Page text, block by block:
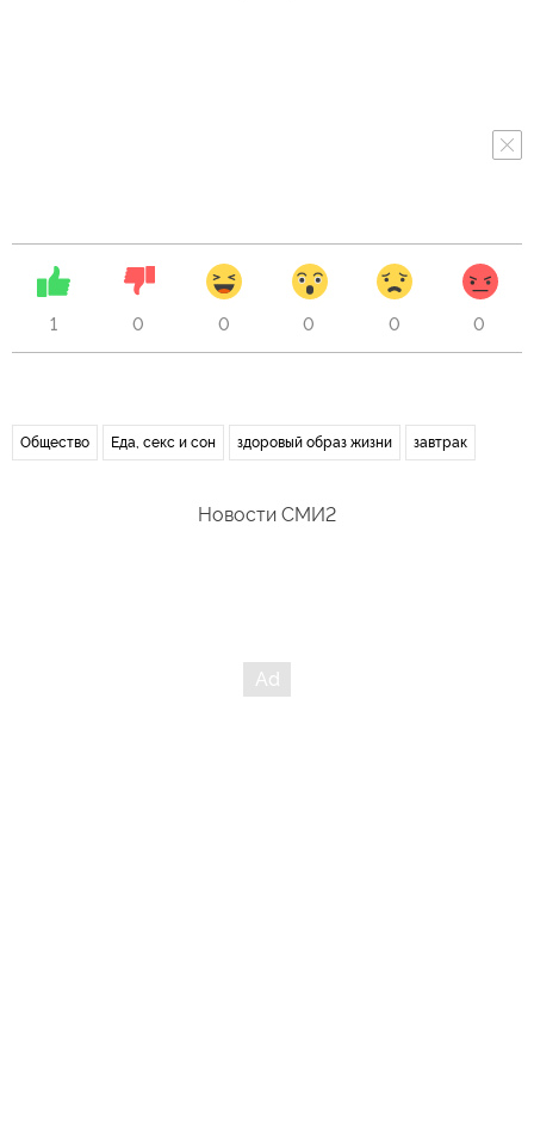
1 0 0 0 0 0
Общество Еда, секс и сон здоровый образ жизни завтрак
Новости СМИ2